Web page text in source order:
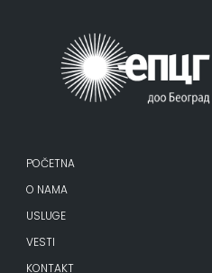
POČETNA
O NAMA
USLUGE
VESTI
KONTAKT